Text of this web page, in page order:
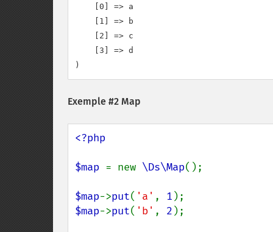
    [0] => a
    [1] => b
    [2] => c
    [3] => d
Exemple #2 Map
<?php
$map = new \Ds\Map();
$map->put( 'a' , 1
$map->put( 'b' , 2 );